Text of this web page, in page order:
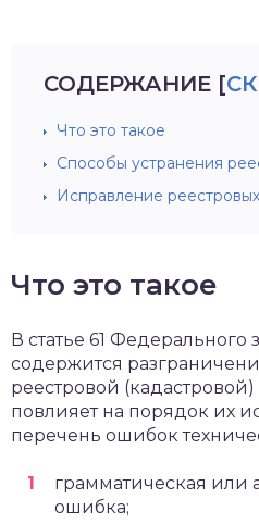
СОДЕРЖАНИЕ [
Что это такое
Способы устранения
Исправление
Что это такое
В статье 61
содержится
реестровой
повлияет на порядок их
перечень ошибок
грамматическая или
ошибка;